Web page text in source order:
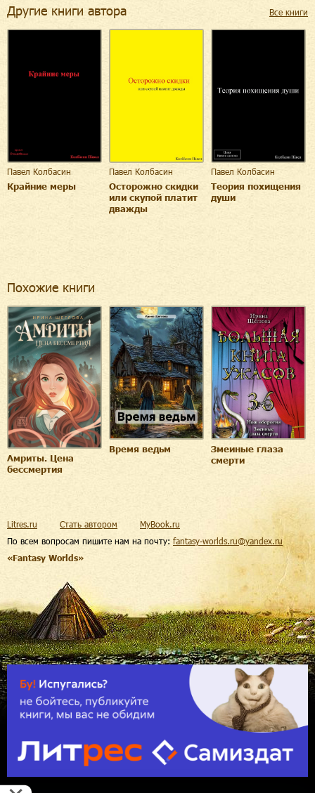
Другие книги автора Все книги
Павел Колбасин
Крайние меры
Павел Колбасин
Осторожно скидки
или скупой платит
дважды
Павел Колбасин
Теория похищения
души
Похожие книги
Амриты. Цена
бессмертия
Время ведьм
Змеиные глаза
смерти
По всем вопросам пишите нам на почту: fantasy-worlds.ru@yandex.ru
«Fantasy Worlds»
Litres.ru Стать автором MyBook.ru